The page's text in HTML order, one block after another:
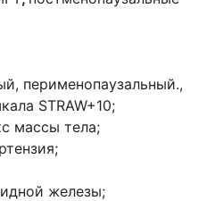
перименопаузальный.,
STRAW+10;
массы тела;
железы;